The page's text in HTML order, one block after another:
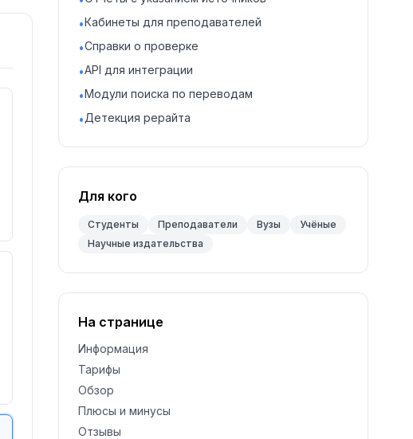
•Кабинеты для преподавателей
•Справки о проверке
•API для интеграции
•Модули поиска по переводам
•Детекция рерайта
Для кого
Студенты Преподаватели Вузы
Учёные
Научные издательства
На странице
Информация
Тарифы
Обзор
Плюсы и минусы
Отзывы